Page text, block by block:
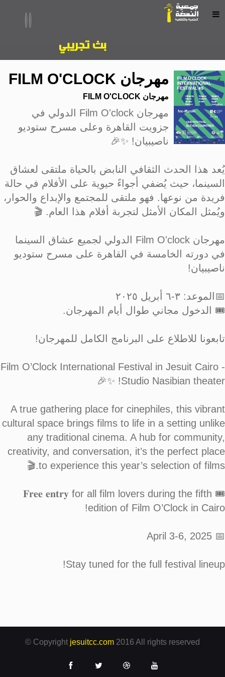
مهرجان FILM O'CLOCK
مهرجان FILM O'CLOCK
مهرجان Film O'clock الدولي في
جزويت القاهرة وعلى مسرح ستوديو
ناصيبيان! ✨🎉
يُعد هذا الحدث الثقافي النابض بالحياة ملتقى لعشاق
السينما، حيث يُضفي أجواءً حيوية على الأفلام في حالة
فريدة من نوعها. فهو ملتقى للمجتمع والإبداع والحوار،
ويُمثل المكان الأمثل لتجربة أفلام هذا العام. 🎬
مهرجان Film O'clock الدولي لجميع عشاق السينما
في دورته الخامسة في القاهرة على مسرح ستوديو
ناصيبيان!
📅الموعد: ٣-٦ أبريل ٢٠٢٥
🎟️ الدخول مجاني طوال أيام المهرجان.
تابعونا للاطلاع على البرنامج الكامل للمهرجان!
Film O’Clock International Festival in Jesuit Cairo -
Studio Nasibian theater! ✨🎉
A true gathering place for cinephiles, this vibrant
cultural space brings films to life in a setting unlike
any traditional cinema. A hub for community,
creativity, and conversation, it’s the perfect place
to experience this year’s selection of films.🎬
🎟️ 𝐅𝐫𝐞𝐞 𝐞𝐧𝐭𝐫𝐲 for all film lovers during the fifth
edition of Film O’Clock in Cairo!
📅 April 3-6, 2025
Stay tuned for the full festival lineup!
© Copyright jesuitcc.com 2016 All rights reserved